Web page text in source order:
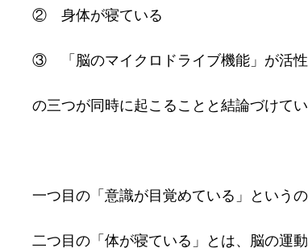
② 身体が寝ている
③ 「脳のマイクロドライブ機能」が活性
の三つが同時に起こることと結論づけてい
一つ目の「意識が目覚めている」という
二つ目の「体が寝ている」とは、脳の運